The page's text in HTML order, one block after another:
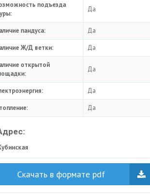
подъезда
Да
пандуса: Да
Ж/Д ветки: Да
открытой
Да
Да
Да
Скачать в формате pdf